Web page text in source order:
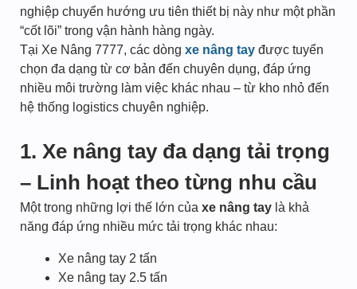
nghiệp chuyển hướng ưu tiên thiết bị này như một phần
“cốt lõi” trong vận hành hàng ngày.
Tại Xe Nâng 7777, các dòng xe nâng tay được tuyển
chọn đa dạng từ cơ bản đến chuyên dụng, đáp ứng
nhiều môi trường làm việc khác nhau – từ kho nhỏ đến
hệ thống logistics chuyên nghiệp.
1. Xe nâng tay đa dạng tải trọng
– Linh hoạt theo từng nhu cầu
Một trong những lợi thế lớn của xe nâng tay là khả
năng đáp ứng nhiều mức tải trọng khác nhau:
Xe nâng tay 2 tấn
Xe nâng tay 2.5 tấn